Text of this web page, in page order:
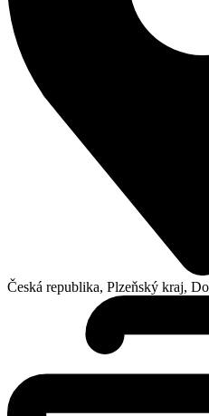
Česká republika, Plzeňský kraj,